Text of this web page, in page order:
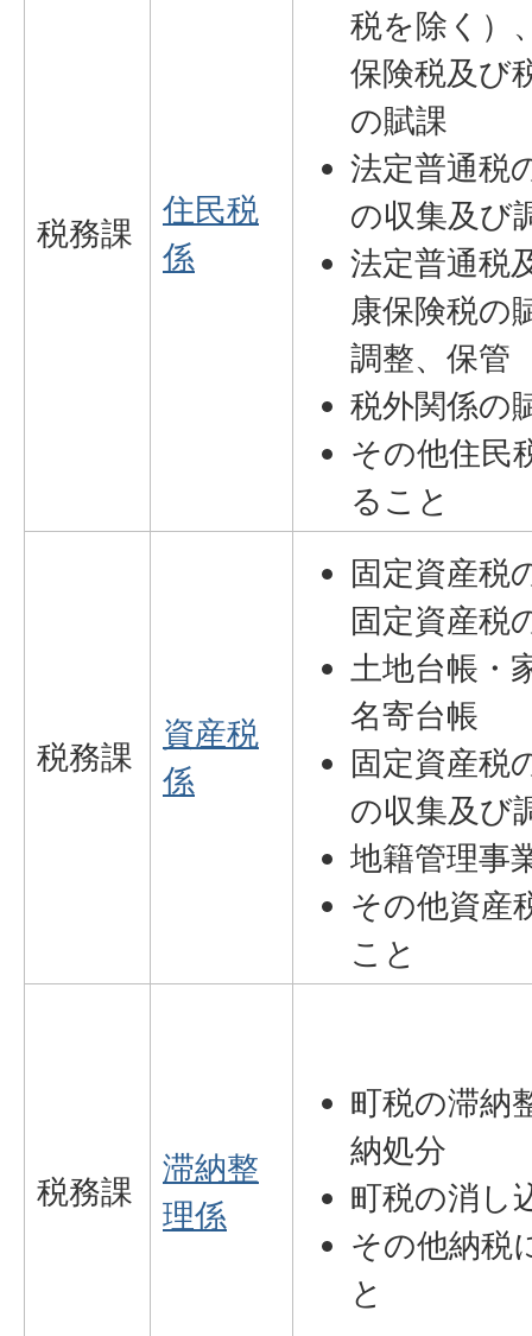
税務課
住民税
係
税を除く）
保険税及び
の賦課
法定普通税
の収集及び
法定普通税
康保険税の
調整、保管
税外関係の
その他住民
ること
税務課
資産税
係
固定資産税
固定資産税
土地台帳・
名寄台帳
固定資産税
の収集及び
地籍管理事
その他資産
こと
税務課
滞納整
理係
町税の滞納
納処分
町税の消し
その他納税
と